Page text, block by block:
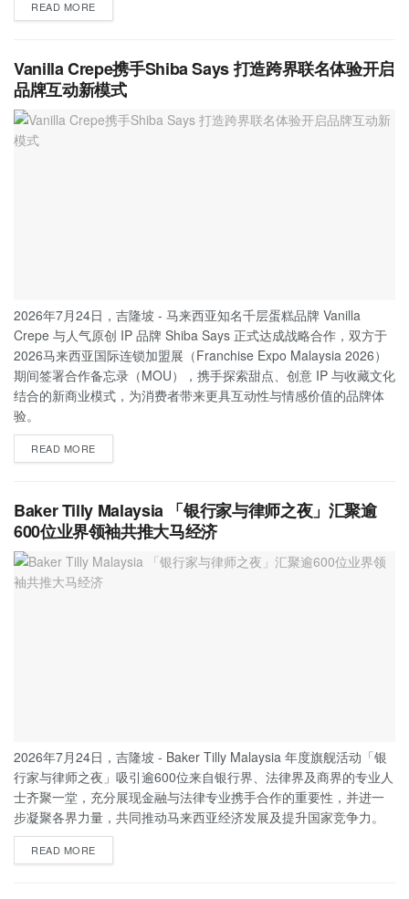
READ MORE
Vanilla Crepe携手Shiba Says 打造跨界联名体验开启
品牌互动新模式
2026年7月24日，吉隆坡 - 马来西亚知名千层蛋糕品牌 Vanilla
Crepe 与人气原创 IP 品牌 Shiba Says 正式达成战略合作，双方于
2026马来西亚国际连锁加盟展（Franchise Expo Malaysia 2026）
期间签署合作备忘录（MOU），携手探索甜点、创意 IP 与收藏文化
结合的新商业模式，为消费者带来更具互动性与情感价值的品牌体
验。
READ MORE
Baker Tilly Malaysia 「银行家与律师之夜」汇聚逾
600位业界领袖共推大马经济
2026年7月24日，吉隆坡 - Baker Tilly Malaysia 年度旗舰活动「银
行家与律师之夜」吸引逾600位来自银行界、法律界及商界的专业人
士齐聚一堂，充分展现金融与法律专业携手合作的重要性，并进一
步凝聚各界力量，共同推动马来西亚经济发展及提升国家竞争力。
READ MORE